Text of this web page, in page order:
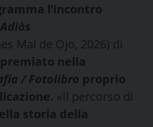
l’incontro
Adiòs
Mal de Ojo, 2026) di
nella
/ Fotolibro proprio
«Il percorso di
storia della